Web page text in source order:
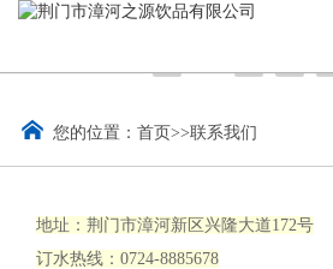
您的位置： 首页>>联系我们
地址：荆门市漳河新区兴隆大道172号
订水热线：0724-8885678